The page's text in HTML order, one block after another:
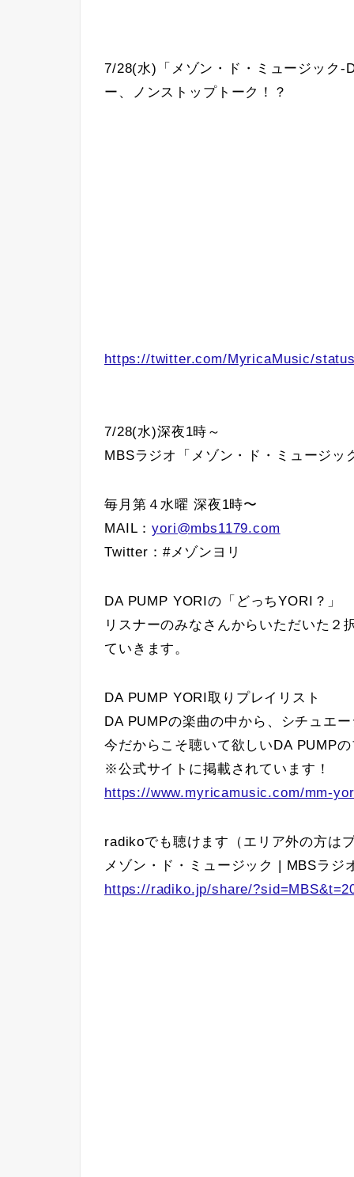
7/28(水)「メゾン・ド・ミュージック
ー、ノンストップトーク！？
https://twitter.com/MyricaMusic/
7/28(水)深夜1時～
MBSラジオ「メゾン・ド・ミュージ
毎月第４水曜 深夜1時〜
MAIL：yori@mbs1179.com
Twitter：#メゾンヨリ
DA PUMP YORIの「どっちYORI？」
リスナーのみなさんからいただいた２
ていきます。
DA PUMP YORI取りプレイリスト
DA PUMPの楽曲の中から、シチュエ
今だからこそ聴いて欲しいDA PUMP
※公式サイトに掲載されています！
https://www.myricamusic.com/mm-
radikoでも聴けます（エリア外の方は
メゾン・ド・ミュージック | MBSラ
https://radiko.jp/share/